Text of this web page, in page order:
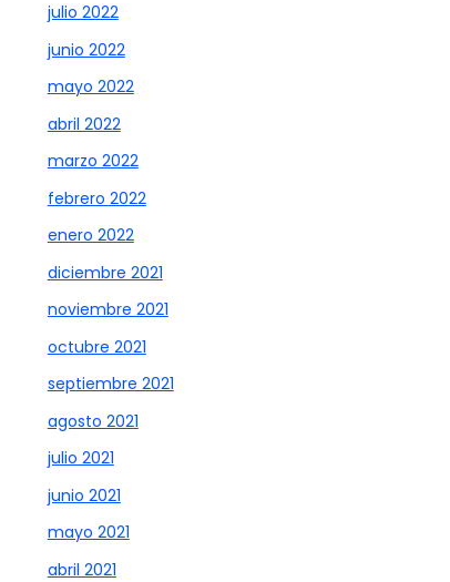
julio 2022
junio 2022
mayo 2022
abril 2022
marzo 2022
febrero 2022
enero 2022
diciembre 2021
noviembre 2021
octubre 2021
septiembre 2021
agosto 2021
julio 2021
junio 2021
mayo 2021
abril 2021